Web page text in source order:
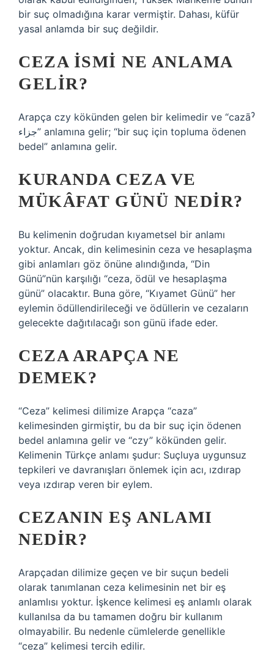
bir suç olmadığına karar vermiştir. Dahası, küfür
yasal anlamda bir suç değildir.
CEZA ISMI NE ANLAMA
GELIR?
Arapça czy kökünden gelen bir kelimedir ve “cazāˀ
جزاء” anlamına gelir; “bir suç için topluma ödenen
bedel” anlamına gelir.
KURANDA CEZA VE
MÜKÂFAT GÜNÜ NEDIR?
Bu kelimenin doğrudan kıyametsel bir anlamı
yoktur. Ancak, din kelimesinin ceza ve hesaplaşma
gibi anlamları göz önüne alındığında, “Din
Günü”nün karşılığı “ceza, ödül ve hesaplaşma
günü” olacaktır. Buna göre, “Kıyamet Günü” her
eylemin ödüllendirileceği ve ödüllerin ve cezaların
gelecekte dağıtılacağı son günü ifade eder.
CEZA ARAPÇA NE
DEMEK?
“Ceza” kelimesi dilimize Arapça “caza”
kelimesinden girmiştir, bu da bir suç için ödenen
bedel anlamına gelir ve “czy” kökünden gelir.
Kelimenin Türkçe anlamı şudur: Suçluya uygunsuz
tepkileri ve davranışları önlemek için acı, ızdırap
veya ızdırap veren bir eylem.
CEZANIN EŞ ANLAMI
NEDIR?
Arapçadan dilimize geçen ve bir suçun bedeli
olarak tanımlanan ceza kelimesinin net bir eş
anlamlısı yoktur. İşkence kelimesi eş anlamlı olarak
kullanılsa da bu tamamen doğru bir kullanım
olmayabilir. Bu nedenle cümlelerde genellikle
“ceza” kelimesi tercih edilir.